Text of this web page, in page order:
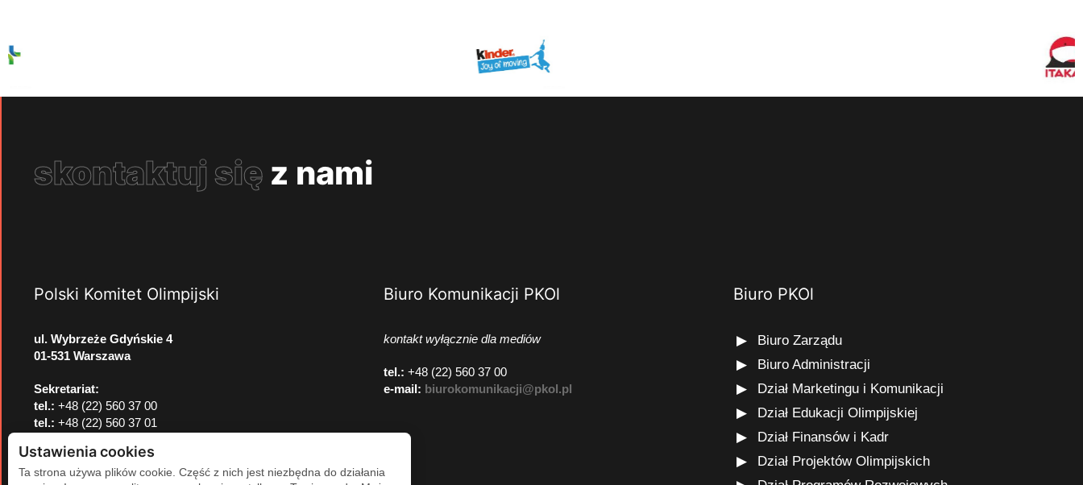
skontaktuj się z nami
Polski Komitet Olimpijski
ul. Wybrzeże Gdyńskie 4
01-531 Warszawa
Sekretariat:
tel.: +48 (22) 560 37 00
tel.: +48 (22) 560 37 01
Biuro Komunikacji PKOl
kontakt wyłącznie dla mediów
tel.: +48 (22) 560 37 00
e-mail: biurokomunikacji@pkol.pl
Biuro PKOl
Biuro Zarządu
Biuro Administracji
Dział Marketingu i Komunikacji
Dział Edukacji Olimpijskiej
Dział Finansów i Kadr
Dział Projektów Olimpijskich
Ustawienia cookies
Ta strona używa plików cookie. Część z nich jest niezbędna do działania